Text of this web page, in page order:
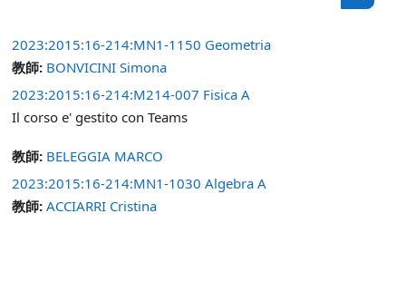
搜尋課
2023:2015:16-214:MN1-1150 Geometria
教師: BONVICINI Simona
2023:2015:16-214:M214-007 Fisica A
Il corso e' gestito con Teams
教師: BELEGGIA MARCO
2023:2015:16-214:MN1-1030 Algebra A
教師: ACCIARRI Cristina